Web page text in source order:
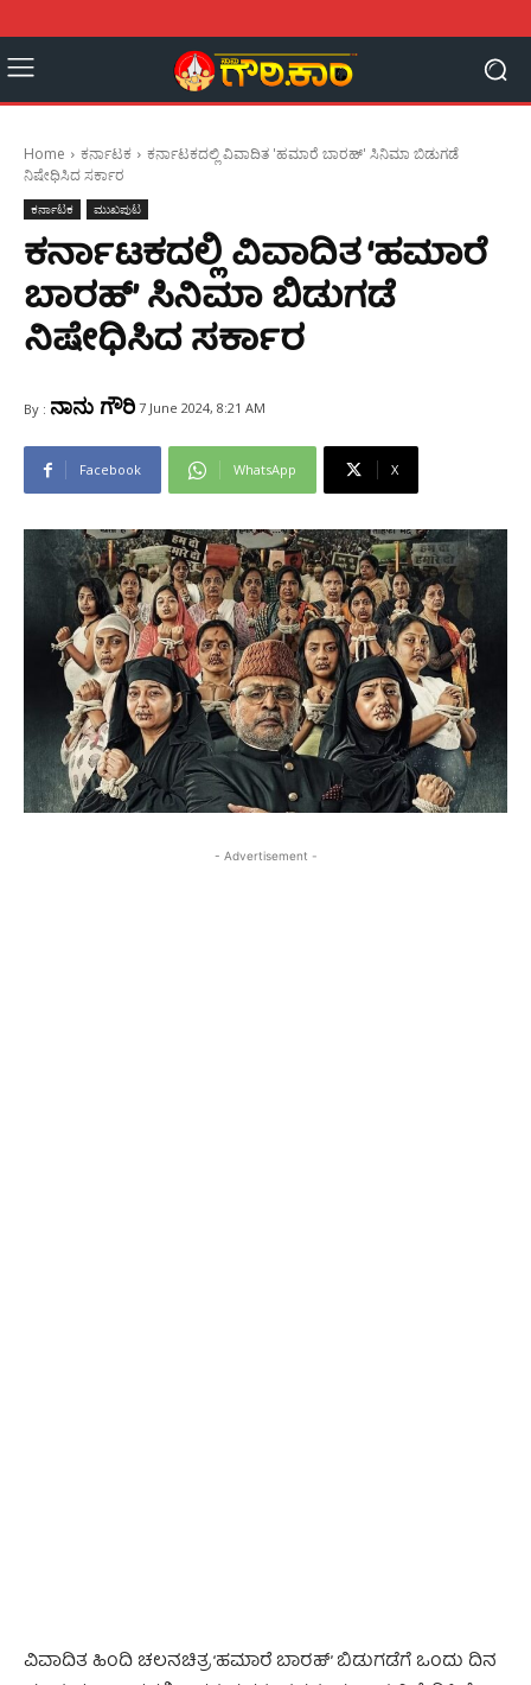
Home ಕರ್ನಾಟಕ
ಕರ್ನಾಟಕದಲ್ಲಿ ವಿವಾದಿತ 'ಹಮಾರೆ ಬಾರಹ್' ಸಿನಿಮಾ ಬಿಡುಗಡೆ
ನಿಷೇಧಿಸಿದ ಸರ್ಕಾರ
ಕರ್ನಾಟಕ ಮುಖಪುಟ
ಕರ್ನಾಟಕದಲ್ಲಿ ವಿವಾದಿತ ‘ಹಮಾರೆ
ಬಾರಹ್’ ಸಿನಿಮಾ ಬಿಡುಗಡೆ
ನಿಷೇಧಿಸಿದ ಸರ್ಕಾರ
By : ನಾನು ಗೌರಿ 7 June 2024, 8:21 AM
Facebook WhatsApp X
- Advertisement -
ವಿವಾದಿತ ಹಿಂದಿ ಚಲನಚಿತ್ರ ‘ಹಮಾರೆ ಬಾರಹ್’ ಬಿಡುಗಡೆಗೆ ಒಂದು ದಿನ